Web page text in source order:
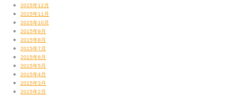
2015年12月
2015年11月
2015年10月
2015年9月
2015年8月
2015年7月
2015年6月
2015年5月
2015年4月
2015年3月
2015年2月